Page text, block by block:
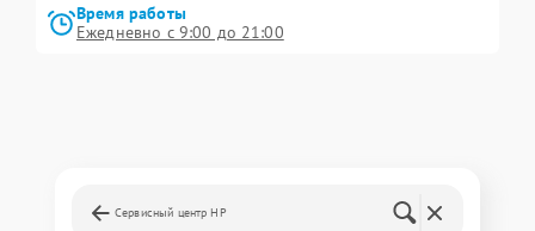
Время работы
Ежедневно с 9:00 до 21:00
Сервисный центр HP